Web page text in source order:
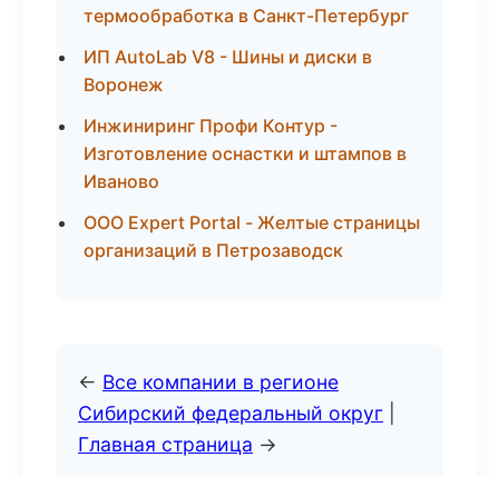
термообработка в Санкт-Петербург
ИП AutoLab V8 - Шины и диски в
Воронеж
Инжиниринг Профи Контур -
Изготовление оснастки и штампов в
Иваново
ООО Expert Portal - Желтые страницы
организаций в Петрозаводск
← Все компании в регионе
Сибирский федеральный округ
Главная страница →